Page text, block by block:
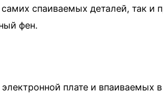
спаиваемых деталей, так и
фен.
плате и впаиваемых